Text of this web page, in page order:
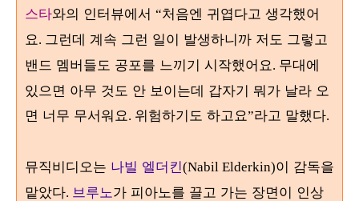
스타와의 인터뷰에서 “처음엔 귀엽다고 생각했어
요. 그런데 계속 그런 일이 발생하니까 저도 그렇고
밴드 멤버들도 공포를 느끼기 시작했어요. 무대에
있으면 아무 것도 안 보이는데 갑자기 뭐가 날라 오
면 너무 무서워요. 위험하기도 하고요”라고 말했다.
뮤직비디오는 나빌 엘더킨(Nabil Elderkin)이 감독을
맡았다. 브루노가 피아노를 끌고 가는 장면이 인상